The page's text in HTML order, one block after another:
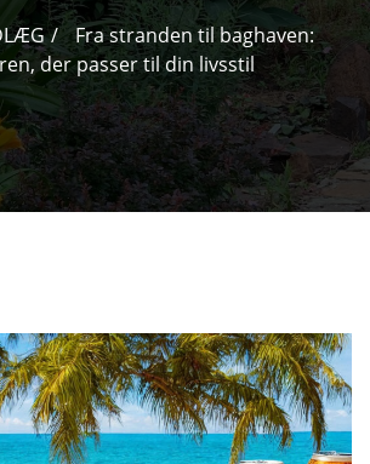
Fra stranden til baghaven:
der passer til din livsstil